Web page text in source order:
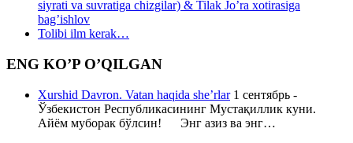
siyrati va suvratiga chizgilar) & Tilak Jo’ra xotirasiga
bag’ishlov
Tolibi ilm kerak…
ENG KO’P O’QILGAN
Xurshid Davron. Vatan haqida she’rlar1 сентябрь -
Ўзбекистон Республикасининг Мустақиллик куни.
Айём муборак бўлсин! Энг азиз ва энг…